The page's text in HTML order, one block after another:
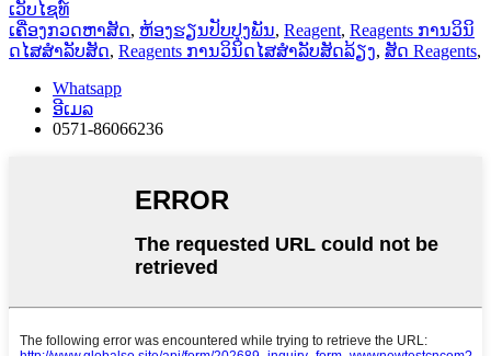
ເວັບໄຊທ໌
ເຄື່ອງກວດຫາສັດ, ຫ້ອງຮຽນປັບປຸງພັນ, Reagent, Reagents ການວິນິ
ດໄສສໍາລັບສັດ, Reagents ການວິນິດໄສສໍາລັບສັດລ້ຽງ, ສັດ Reagents,
Whatsapp
ອີເມລ
0571-86066236